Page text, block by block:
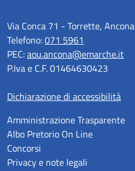
Via Conca 71 - Torrette, Ancona
Telefono:071 5961
PEC:aou.ancona@emarche.it
P.Iva e C.F. 01464630423
Dichiarazione di accessibilità
Amministrazione Trasparente
Albo Pretorio On Line
Concorsi
Privacy e note legali